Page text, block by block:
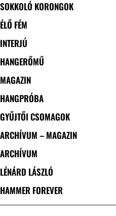
SOKKOLÓ KORONGOK
ÉLŐ FÉM
INTERJÚ
HANGERŐMŰ
MAGAZIN
HANGPRÓBA
GYŰJTŐI CSOMAGOK
ARCHÍVUM – MAGAZIN
ARCHÍVUM
LÉNÁRD LÁSZLÓ
HAMMER FOREVER